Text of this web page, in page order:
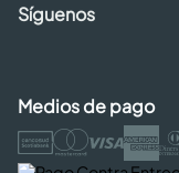
Síguenos
Medios de pago